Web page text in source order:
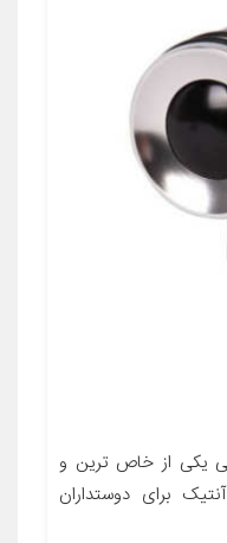
یکی از خاص ترین و
برای دوستداران